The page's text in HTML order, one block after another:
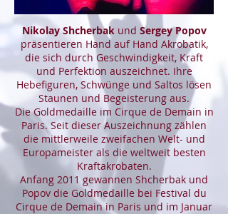
Nikolay Shcherbakund Sergey Popov
präsentieren Hand auf Hand Akrobatik,
die sich durch Geschwindigkeit, Kraft
und Perfektion auszeichnet. Ihre
Hebefiguren, Schwünge und Saltos lösen
Staunen und Begeisterung aus.
Die Goldmedaille im Cirque de Demain in
Paris. Seit dieser Auszeichnung zählen
die mittlerweile zweifachen Welt- und
Europameister als die weltweit besten
Kraftakrobaten.
Anfang 2011 gewannen Shcherbak und
Popov die Goldmedaille bei Festival du
Cirque de Demain in Paris und im Januar